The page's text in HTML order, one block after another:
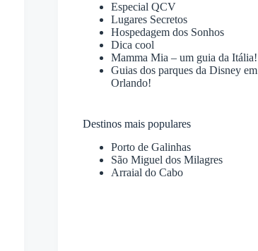
Especial QCV
Lugares Secretos
Hospedagem dos Sonhos
Dica cool
Mamma Mia – um guia da Itália!
Guias dos parques da Disney em
Orlando!
Destinos mais populares
Porto de Galinhas
São Miguel dos Milagres
Arraial do Cabo